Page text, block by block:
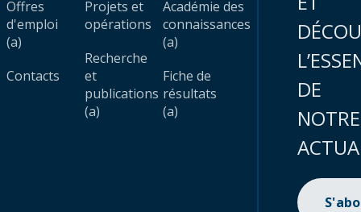
Offres
d'emploi
(a)
Contacts
Projets et
opérations
Recherche
et
publications
(a)
Académie des
connaissances
(a)
Fiche de
résultats
(a)
DE
NOTRE